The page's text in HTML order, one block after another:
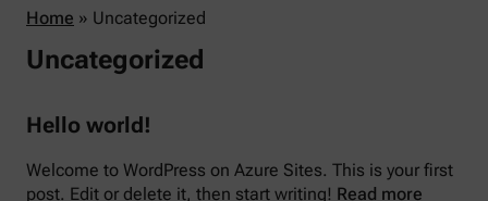
Home » Uncategorized
Uncategorized
Hello world!
Welcome to WordPress on Azure Sites. This is your first
post. Edit or delete it, then start writing! Read more